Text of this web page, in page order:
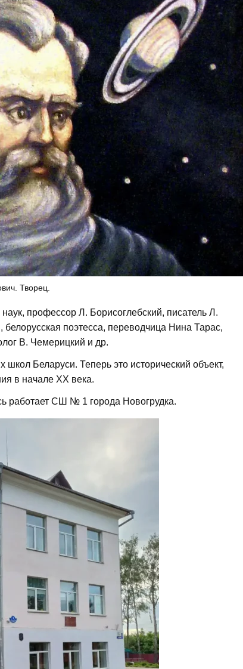
Творец.
профессор Л. Борисоглебский, писатель Л.
поэтесса, переводчица Нина Тарас,
В. Чемерицкий и др.
Беларуси. Теперь это исторический объект,
в начале XX века.
работает СШ № 1 города Новогрудка.